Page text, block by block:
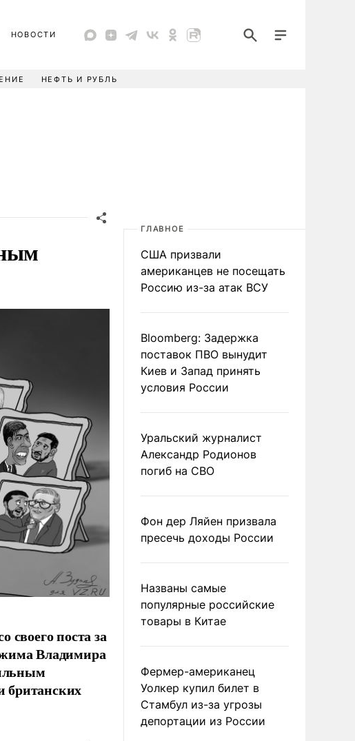
НОВОСТИ
НЕФТЬ И РУБЛЬ
своего поста за
Владимира
британских
ГЛАВНОЕ
США призвали
американцев не посещать
Россию из-за атак ВСУ
Bloomberg: Задержка
поставок ПВО вынудит
Киев и Запад принять
условия России
Уральский журналист
Александр Родионов
погиб на СВО
Фон дер Ляйен призвала
пресечь доходы России
Названы самые
популярные российские
товары в Китае
Фермер-американец
Уолкер купил билет в
Стамбул из-за угрозы
депортации из России